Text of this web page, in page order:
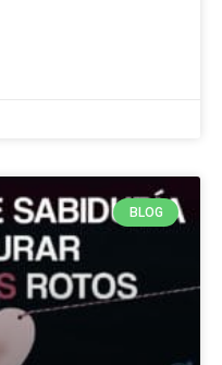
BLOG